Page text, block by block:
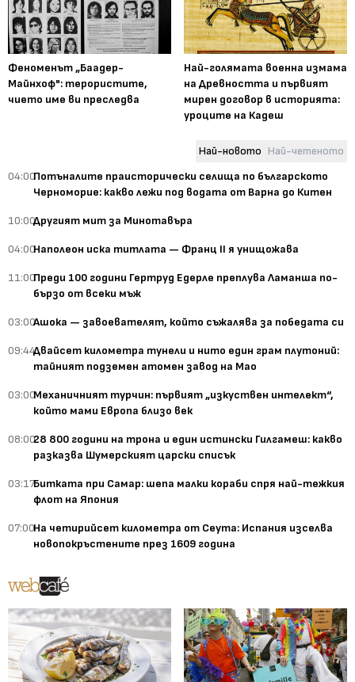
Феноменът „Баадер-
Майнхоф": терористите,
чието име ви преследва
Най-голямата военна измама
на Древността и първият
мирен договор в историята:
уроците на Кадеш
Най-новото Най-четеното
04:00Потъналите праисторически селища по българското
Черноморие: какво лежи под водата от Варна до Китен
10:00Другият мит за Минотавъра
04:00Наполеон иска титлата — Франц II я унищожава
11:00Преди 100 години Гертруд Едерле преплува Ламанша по-
бързо от всеки мъж
03:00Ашока — завоевателят, който съжалява за победата си
09:44Двайсет километра тунели и нито един грам плутоний:
тайният подземен атомен завод на Мао
03:00Механичният турчин: първият „изкуствен интелект“,
който мами Европа близо век
08:0028 800 години на трона и един истински Гилгамеш: какво
разказва Шумерският царски списък
03:17Битката при Самар: шепа малки кораби спря най-тежкия
флот на Япония
07:00На четирийсет километра от Сеута: Испания изселва
новопокръстените през 1609 година